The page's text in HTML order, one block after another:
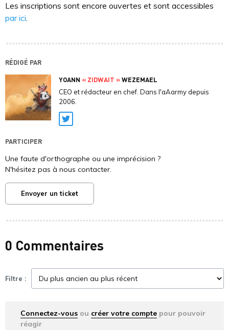
Les inscriptions sont encore ouvertes et sont accessibles
par ici.
RÉDIGÉ PAR
YOANN « ZIDWAIT »WEZEMAEL
CEO et rédacteur en chef. Dans l'aAarmy depuis
2006.
Twitter
PARTICIPER
Une faute d'orthographe ou une imprécision ?
N'hésitez pas à nous contacter.
Envoyer un ticket
0 Commentaires
Filtre :
Connectez-vous ou créer votre compte pour pouvoir
réagir